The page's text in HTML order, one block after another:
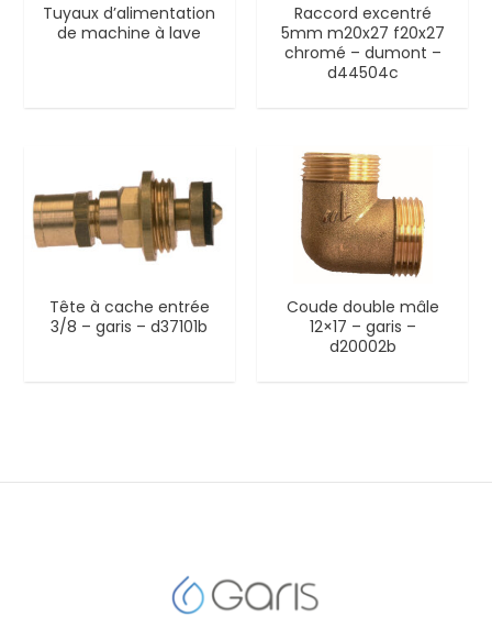
Tuyaux d’alimentation
de machine à lave
Raccord excentré
5mm m20x27 f20x27
chromé – dumont –
d44504c
Tête à cache entrée
3/8 – garis – d37101b
Coude double mâle
12×17 – garis –
d20002b